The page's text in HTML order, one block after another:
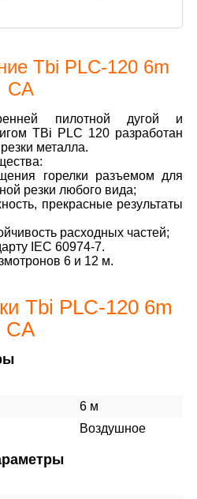
Tbi PLC-120 6m
CA
пилотной дугой и
TBi PLC 120 разработан
металла.
горелки разъемом для
резки любого вида;
прекрасные результаты
расходных частей;
IEC 60974-7.
6 и 12 м.
Tbi PLC-120 6m
CA
6 м
Воздушное